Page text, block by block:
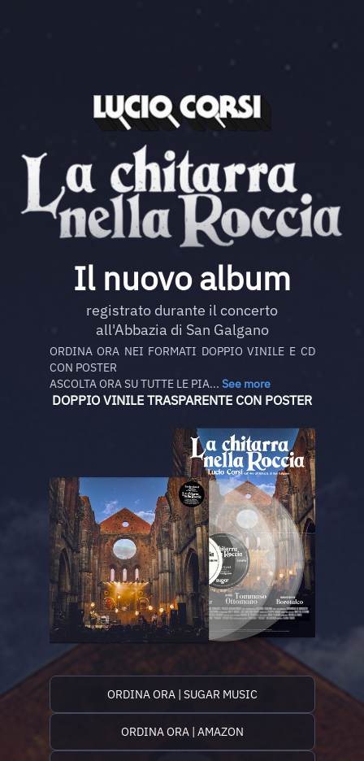
Il nuovo album
registrato durante il concerto
all'Abbazia di San Galgano
ORDINA ORA NEI FORMATI DOPPIO VINILE E CD
CON POSTER
ASCOLTA ORA SU TUTTE LE PIA... See more
DOPPIO VINILE TRASPARENTE CON POSTER
ORDINA ORA | SUGAR MUSIC
ORDINA ORA | AMAZON